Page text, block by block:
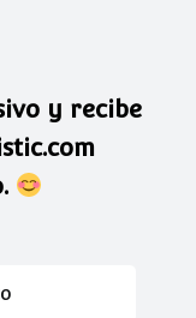
y recibe